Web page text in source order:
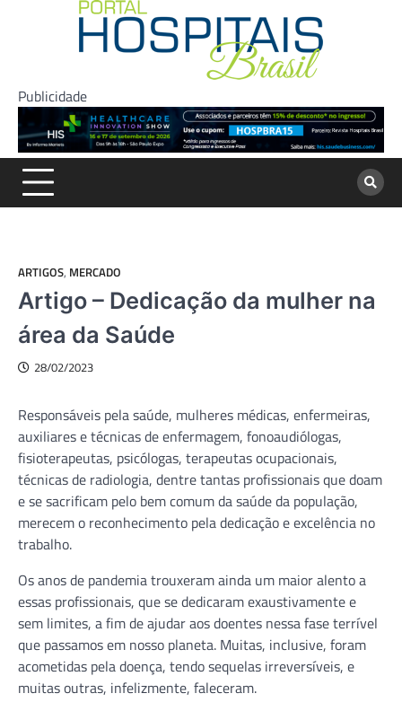
Publicidade
ARTIGOS, MERCADO
Artigo – Dedicação da mulher na
área da Saúde
28/02/2023
Responsáveis pela saúde, mulheres médicas, enfermeiras,
auxiliares e técnicas de enfermagem, fonoaudiólogas,
fisioterapeutas, psicólogas, terapeutas ocupacionais,
técnicas de radiologia, dentre tantas profissionais que doam
e se sacrificam pelo bem comum da saúde da população,
merecem o reconhecimento pela dedicação e excelência no
trabalho.
Os anos de pandemia trouxeram ainda um maior alento a
essas profissionais, que se dedicaram exaustivamente e
sem limites, a fim de ajudar aos doentes nessa fase terrível
que passamos em nosso planeta. Muitas, inclusive, foram
acometidas pela doença, tendo sequelas irreversíveis, e
muitas outras, infelizmente, faleceram.